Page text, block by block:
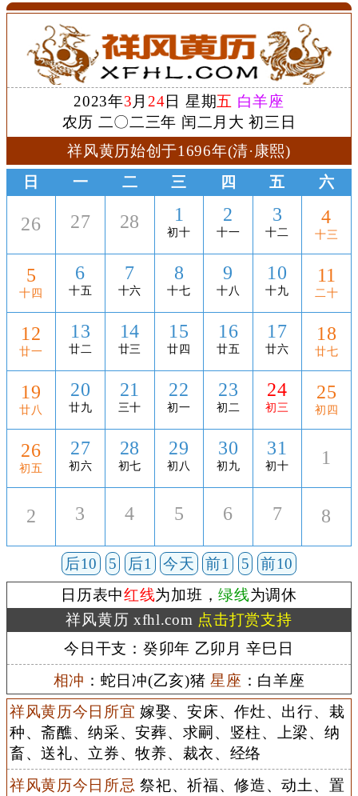
2023年3 月 24日 星期五 白羊座
农历 二〇二三年 闰二月大 初三日
祥风黄历始创于1696年(清·康熙)
日
一 二 三 四 五 六
26 27 28 1
初十
2
十一
3
十二
4
十三
5
十四
6
十五
7
十六
8
十七
9
十八
10
十九
11
二十
12
廿一
13
廿二
14
廿三
15
廿四
16
廿五
17
廿六
18
廿七
19
廿八
20
廿九
21
三十
22
初一
23
初二
24
初三
25
初四
26
初五
27
初六
28
初七
29
初八
30
初九
31
初十 1
2 3 4 5 6 7 8
后10 5 后1 今天 前1 5
前10
日历表中红线为加班，绿线为调休
祥风黄历 xfhl.com 点击打赏支持
今日干支：癸卯年 乙卯月 辛巳日
相冲 ：蛇日冲(乙亥)猪星座 ：白羊座
祥风黄历今日所宜 嫁娶、安床、作灶、出行、栽
种、斋醮、纳采、安葬、求嗣、竖柱、上梁、纳
畜、送礼、立券、牧养、裁衣、经络
祥风黄历今日所忌 祭祀、祈福、修造、动土、置